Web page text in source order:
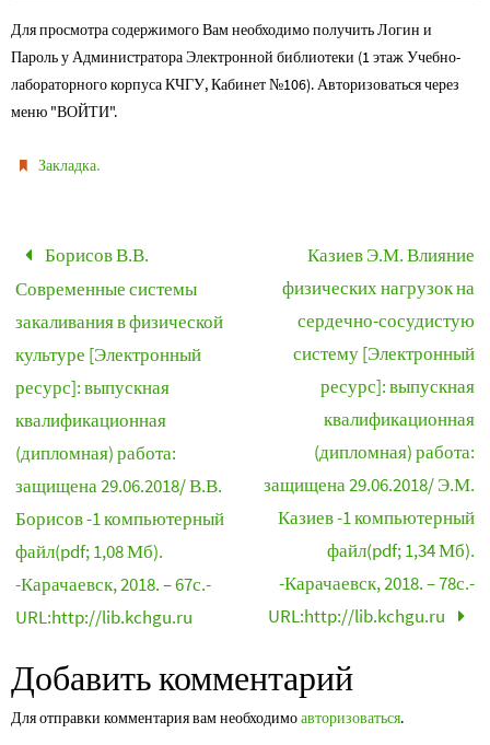
Для просмотра содержимого Вам необходимо получить Логин и
Пароль у Администратора Электронной библиотеки (1 этаж Учебно-
лабораторного корпуса КЧГУ, Кабинет №106). Авторизоваться через
меню "ВОЙТИ".
Закладка.
Борисов В.В.
Современные системы
закаливания в физической
культуре [Электронный
ресурс]: выпускная
квалификационная
(дипломная) работа:
защищена 29.06.2018/ В.В.
Борисов -1 компьютерный
файл(pdf; 1,08 Мб).
-Карачаевск, 2018. – 67с.-
URL:http://lib.kchgu.ru
Казиев Э.М. Влияние
физических нагрузок на
сердечно-сосудистую
систему [Электронный
ресурс]: выпускная
квалификационная
(дипломная) работа:
защищена 29.06.2018/ Э.М.
Казиев -1 компьютерный
файл(pdf; 1,34 Мб).
-Карачаевск, 2018. – 78с.-
URL:http://lib.kchgu.ru
Добавить комментарий
Для отправки комментария вам необходимоавторизоваться.